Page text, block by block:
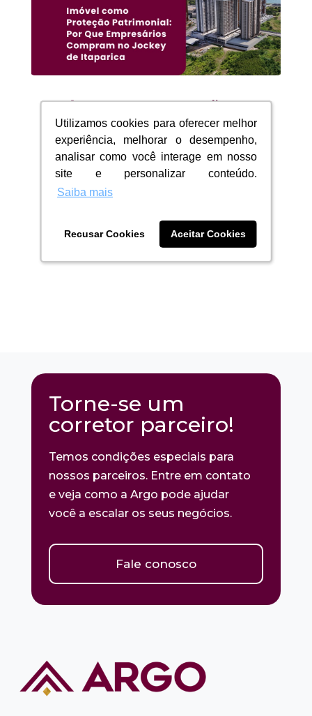
Utilizamos cookies para oferecer melhor
experiência, melhorar o desempenho,
analisar como você interage em nosso
site e personalizar conteúdo.
Saiba mais
Recusar Cookies Aceitar Cookies
Utilizamos cookies para oferecer melhor
experiência, melhorar o desempenho,
analisar como você interage em nosso
site e personalizar conteúdo.
Saiba mais
Recusar Cookies Aceitar Cookies
Imóvel como Proteção
Patrimonial: Por Que
Empresários Compram no
Jockey de Itaparica
15/03/2026|
por que empresários compram no...
Torne-se um
corretor parceiro!
Temos condições especiais para
nossos parceiros. Entre em contato
e veja como a Argo pode ajudar
você a escalar os seus negócios.
Fale conosco